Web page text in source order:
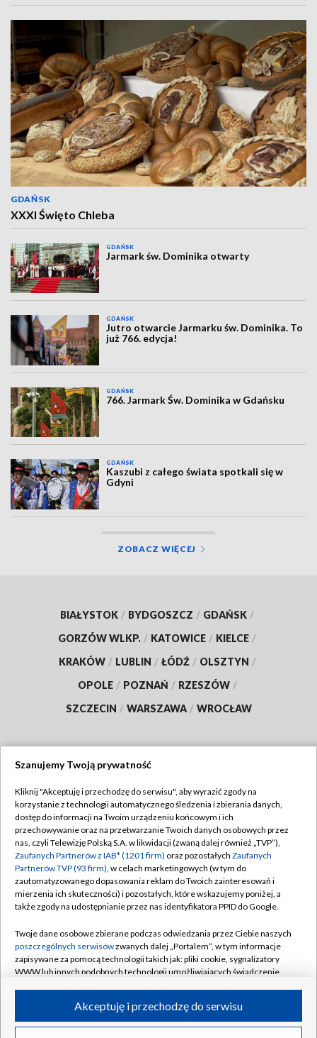
GDAŃSK
XXXI Święto Chleba
GDAŃSK
Jarmark św. Dominika otwarty
GDAŃSK
Jutro otwarcie Jarmarku św. Dominika. To
już 766. edycja!
GDAŃSK
766. Jarmark Św. Dominika w Gdańsku
GDAŃSK
Kaszubi z całego świata spotkali się w
Gdyni
ZOBACZ WIĘCEJ
BIAŁYSTOK / BYDGOSZCZ / GDAŃSK /
GORZÓW WLKP. / KATOWICE / KIELCE /
KRAKÓW / LUBLIN / ŁÓDŹ / OLSZTYN /
OPOLE / POZNAŃ / RZESZÓW /
SZCZECIN / WARSZAWA / WROCŁAW
TVP
Abonament TVP
Emisja w TVP
Centrum informacji TVP
Naziemna Telewizja Cyfrowa
Rada Programowa
System NOS
Informacje o nadawcy
Program dla prasy
Regulamin TVP
Polityka prywatności
Moje zgody
Pomoc
Kontakt
Kanały
©2026 Telewizja Polska S.A. w likwidacji
Szanujemy Twoją prywatność
Kliknij "Akceptuję i przechodzę do serwisu", aby wyrazić zgody na
korzystanie z technologii automatycznego śledzenia i zbierania danych,
dostęp do informacji na Twoim urządzeniu końcowym i ich
przechowywanie oraz na przetwarzanie Twoich danych osobowych przez
nas, czyli Telewizję Polską S.A. w likwidacji (zwaną dalej również „TVP”),
Zaufanych Partnerów z IAB* (1201 firm) oraz pozostałych Zaufanych
Partnerów TVP (93 firm), w celach marketingowych (w tym do
zautomatyzowanego dopasowania reklam do Twoich zainteresowań i
mierzenia ich skuteczności) i pozostałych, które wskazujemy poniżej, a
także zgody na udostępnianie przez nas identyfikatora PPID do Google.
Twoje dane osobowe zbierane podczas odwiedzania przez Ciebie naszych
poszczególnych serwisówzwanych dalej „Portalem”, w tym informacje
zapisywane za pomocą technologii takich jak: pliki cookie, sygnalizatory
WWW lub innych podobnych technologii umożliwiających świadczenie
ruchu w Internecie.Akceptuję i przechodzę do serwisu